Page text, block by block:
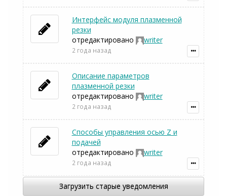
Интерфейс модуля плазменной
резки
отредактировано
writer
2 года назад
Описание параметров
плазменной резки
отредактировано
writer
2 года назад
Способы управления осью Z и
подачей
отредактировано
writer
2 года назад
Загрузить старые уведомления